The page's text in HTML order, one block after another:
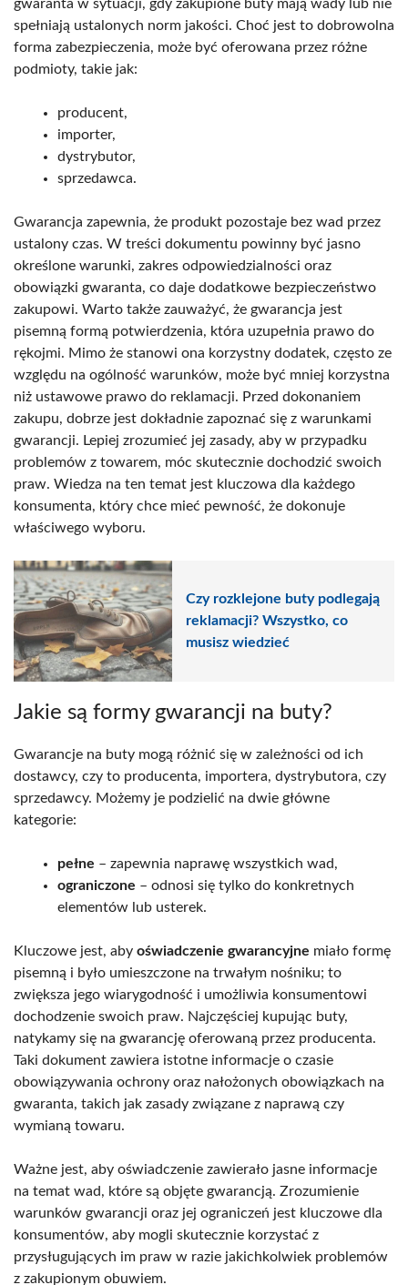
gwaranta w sytuacji, gdy zakupione buty mają wady lub nie
spełniają ustalonych norm jakości. Choć jest to dobrowolna
forma zabezpieczenia, może być oferowana przez różne
podmioty, takie jak:
producent,
importer,
dystrybutor,
sprzedawca.
Gwarancja zapewnia, że produkt pozostaje bez wad przez
ustalony czas. W treści dokumentu powinny być jasno
określone warunki, zakres odpowiedzialności oraz
obowiązki gwaranta, co daje dodatkowe bezpieczeństwo
zakupowi. Warto także zauważyć, że gwarancja jest
pisemną formą potwierdzenia, która uzupełnia prawo do
rękojmi. Mimo że stanowi ona korzystny dodatek, często ze
względu na ogólność warunków, może być mniej korzystna
niż ustawowe prawo do reklamacji. Przed dokonaniem
zakupu, dobrze jest dokładnie zapoznać się z warunkami
gwarancji. Lepiej zrozumieć jej zasady, aby w przypadku
problemów z towarem, móc skutecznie dochodzić swoich
praw. Wiedza na ten temat jest kluczowa dla każdego
konsumenta, który chce mieć pewność, że dokonuje
właściwego wyboru.
Czy rozklejone buty podlegają
reklamacji? Wszystko, co
musisz wiedzieć
Jakie są formy gwarancji na buty?
Gwarancje na buty mogą różnić się w zależności od ich
dostawcy, czy to producenta, importera, dystrybutora, czy
sprzedawcy. Możemy je podzielić na dwie główne
kategorie:
pełne – zapewnia naprawę wszystkich wad,
ograniczone – odnosi się tylko do konkretnych
elementów lub usterek.
Kluczowe jest, aby oświadczenie gwarancyjne miało formę
pisemną i było umieszczone na trwałym nośniku; to
zwiększa jego wiarygodność i umożliwia konsumentowi
dochodzenie swoich praw. Najczęściej kupując buty,
natykamy się na gwarancję oferowaną przez producenta.
Taki dokument zawiera istotne informacje o czasie
obowiązywania ochrony oraz nałożonych obowiązkach na
gwaranta, takich jak zasady związane z naprawą czy
wymianą towaru.
Ważne jest, aby oświadczenie zawierało jasne informacje
na temat wad, które są objęte gwarancją. Zrozumienie
warunków gwarancji oraz jej ograniczeń jest kluczowe dla
konsumentów, aby mogli skutecznie korzystać z
przysługujących im praw w razie jakichkolwiek problemów
z zakupionym obuwiem.